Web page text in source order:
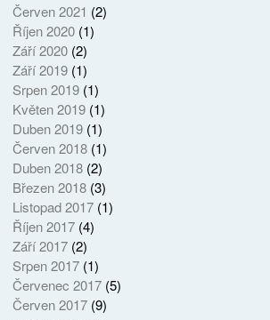
Červen 2021 (2)
Říjen 2020(1)
Září 2020(2)
Září 2019(1)
Srpen 2019(1)
Květen 2019(1)
Duben 2019(1)
Červen 2018(1)
Duben 2018(2)
Březen 2018(3)
Listopad 2017(1)
Říjen 2017(4)
Září 2017(2)
Srpen 2017(1)
Červenec 2017(5)
Červen 2017(9)